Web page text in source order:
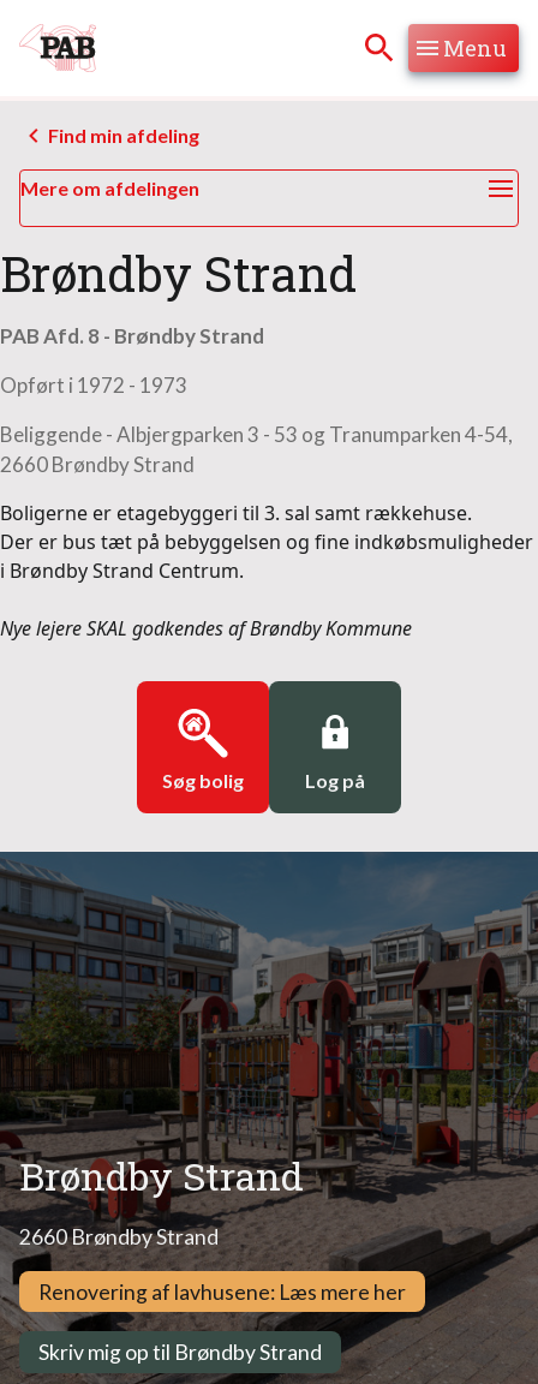
Hop til indhold
Hop til søgning Menu
Find min afdeling
Mere om afdelingen
Brøndby Strand
PAB Afd. 8 - Brøndby Strand
Opført i 1972 - 1973
Beliggende - Albjergparken 3 - 53 og Tranumparken 4-54,
2660 Brøndby Strand
Boligerne er etagebyggeri til 3. sal samt rækkehuse.
Der er bus tæt på bebyggelsen og fine indkøbsmuligheder
i Brøndby Strand Centrum.
Nye lejere SKAL godkendes af Brøndby Kommune
Søg bolig Log på
Brøndby Strand
Renovering af lavhusene: Læs mere her
Skriv mig op til Brøndby Strand